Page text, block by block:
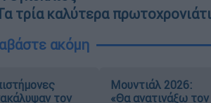
τρία καλύτερα
ακόμη
τον
Μουντιάλ 2026:
«Θα ανατινάξω τον